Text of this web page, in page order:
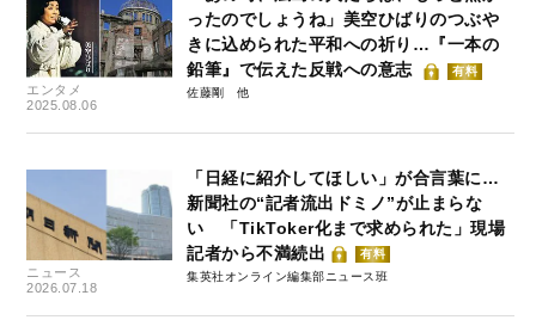
エンタメ
2025.08.06
ったのでしょうね」美空ひばりのつぶや
きに込められた平和への祈り…『一本の
鉛筆』で伝えた反戦への意志
有料
佐藤剛
ニュース
2026.07.18
「日経に紹介してほしい」が合言葉に…
新聞社の“記者流出ドミノ”が止まらな
い 「TikToker化まで求められた」現場
記者から不満続出
有料
集英社オンライン編集部ニュース班